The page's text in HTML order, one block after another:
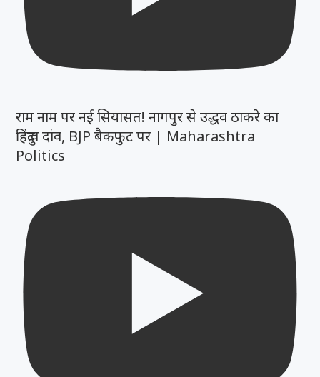
राम नाम पर नई सियासत! नागपुर से उद्धव ठाकरे का
हिंदुत्व दांव, BJP बैकफुट पर | Maharashtra
Politics